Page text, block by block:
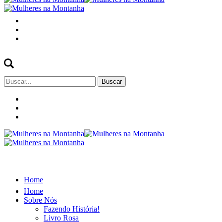
Buscar
por:
Home
Home
Sobre Nós
Fazendo História!
Livro Rosa